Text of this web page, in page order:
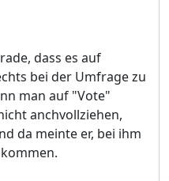
dass es auf
bei der Umfrage zu
man auf "Vote"
anchvollziehen,
da meinte er, bei ihm